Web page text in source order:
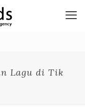
Lagu di Tik